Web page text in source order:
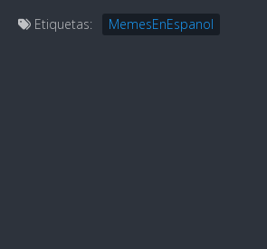
Etiquetas: MemesEnEspanol